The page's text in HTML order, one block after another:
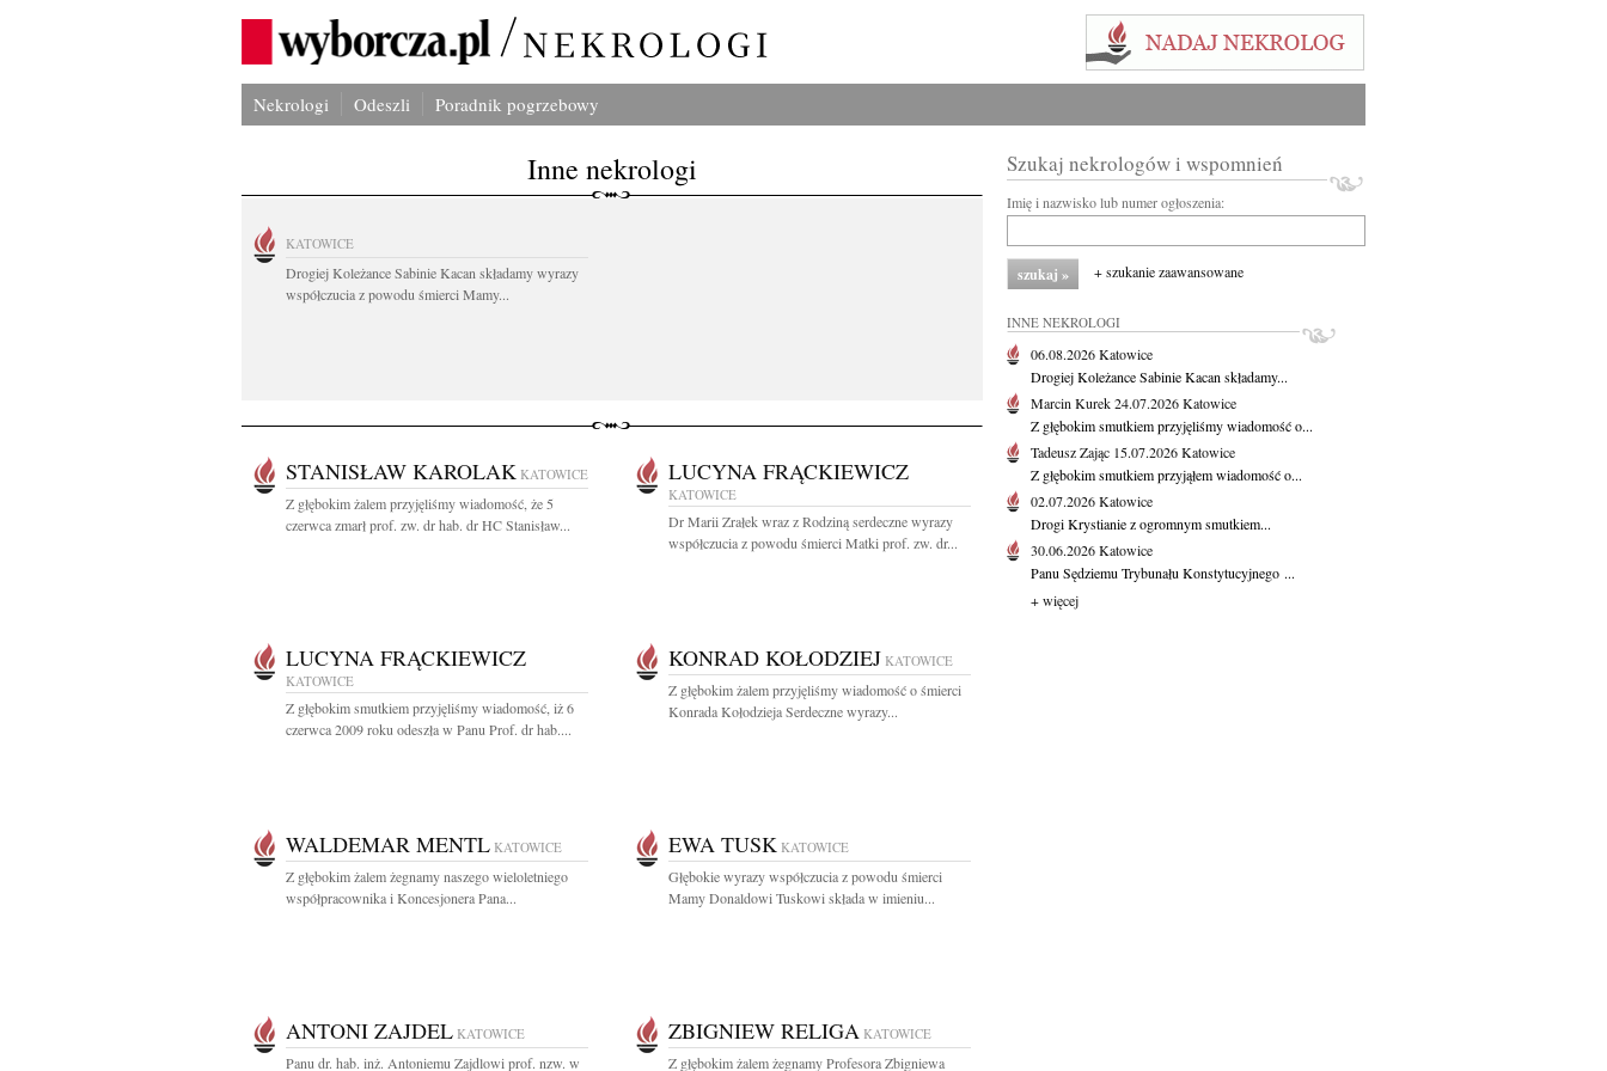
Nekrologi Odeszli Poradnik pogrzebowy
Inne nekrologi
KATOWICE
Drogiej Koleżance Sabinie Kacan składamy wyrazy
współczucia z powodu śmierci Mamy...
STANISŁAW KAROLAK KATOWICE
Z głębokim żalem przyjęliśmy wiadomość, że 5
czerwca zmarł prof. zw. dr hab. dr HC Stanisław...
LUCYNA FRĄCKIEWICZ
KATOWICE
Dr Marii Zrałek wraz z Rodziną serdeczne wyrazy
współczucia z powodu śmierci Matki prof. zw. dr...
LUCYNA FRĄCKIEWICZ
KATOWICE
Z głębokim smutkiem przyjęliśmy wiadomość, iż 6
czerwca 2009 roku odeszła w Panu Prof. dr hab....
KONRAD KOŁODZIEJ KATOWICE
Z głębokim żalem przyjęliśmy wiadomość o śmierci
Konrada Kołodzieja Serdeczne wyrazy...
WALDEMAR MENTL KATOWICE
Z głębokim żalem żegnamy naszego wieloletniego
współpracownika i Koncesjonera Pana...
EWA TUSK KATOWICE
Głębokie wyrazy współczucia z powodu śmierci
Mamy Donaldowi Tuskowi składa w imieniu...
ANTONI ZAJDEL KATOWICE
Panu dr. hab. inż. Antoniemu Zajdlowi prof. nzw. w
ZBIGNIEW RELIGA KATOWICE
Z głębokim żalem żegnamy Profesora Zbigniewa
Szukaj nekrologów i wspomnień
Imię i nazwisko lub numer ogłoszenia:
+ szukanie zaawansowane
INNE NEKROLOGI
06.08.2026Katowice
Drogiej Koleżance Sabinie Kacan składamy...
Marcin Kurek24.07.2026Katowice
Z głębokim smutkiem przyjęliśmy wiadomość o...
Tadeusz Zając 15.07.2026Katowice
Z głębokim smutkiem przyjąłem wiadomość o...
02.07.2026Katowice
Drogi Krystianie z ogromnym smutkiem...
30.06.2026Katowice
Panu Sędziemu Trybunału Konstytucyjnego ...
+ więcej